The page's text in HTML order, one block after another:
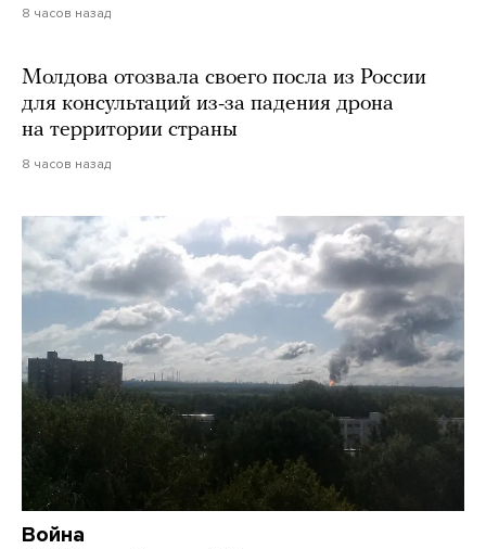
8 часов назад
Молдова отозвала своего посла из России
для консультаций из-за падения дрона
на территории страны
8 часов назад
Война